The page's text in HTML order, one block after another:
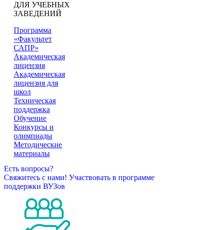
ДЛЯ УЧЕБНЫХ
ЗАВЕДЕНИЙ
Программа
«Факультет
САПР»
Академическая
лицензия
Академическая
лицензия для
школ
Техническая
поддержка
Обучение
Конкурсы и
олимпиады
Методические
материалы
Есть вопросы?
Свяжитесь с нами! Участвовать в программе
поддержки ВУЗов